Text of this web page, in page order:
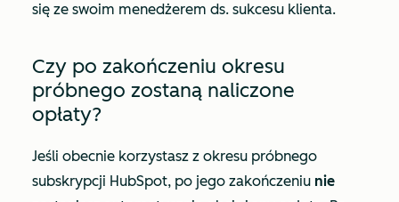
się ze swoim menedżerem ds. sukcesu klienta.
Czy po zakończeniu okresu
próbnego zostaną naliczone
opłaty?
Jeśli obecnie korzystasz z okresu próbnego
subskrypcji HubSpot, po jego zakończeniu nie